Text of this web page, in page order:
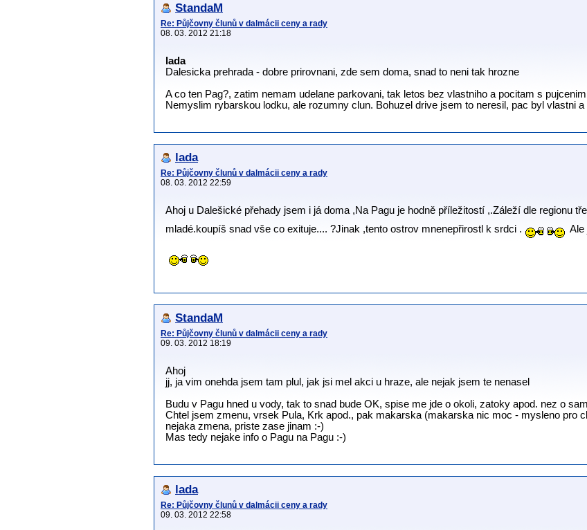
StandaM
Re: Půjčovny člunů v dalmácii ceny a rady
08. 03. 2012 21:18
lada
Dalesicka prehrada - dobre prirovnani, zde sem doma, snad to neni tak hrozne
A co ten Pag?, zatim nemam udelane parkovani, tak letos bez vlastniho a pocitam s
Nemyslim rybarskou lodku, ale rozumny clun. Bohuzel drive jsem to neresil, pac byl vlastni a
lada
Re: Půjčovny člunů v dalmácii ceny a rady
08. 03. 2012 22:59
Ahoj u Dalešické přehady jsem i já doma ,Na Pagu je hodně příležitostí ,.Záleží dle regionu
mladé.koupíš snad vše co exituje.... ?Jinak ,tento ostrov mnenepřirostl k srdci .
Ale
StandaM
Re: Půjčovny člunů v dalmácii ceny a rady
09. 03. 2012 18:19
Ahoj
jj, ja vim onehda jsem tam plul, jak jsi mel akci u hraze, ale nejak jsem te nenasel
Budu v Pagu hned u vody, tak to snad bude OK, spise me jde o okoli, zatoky apod. nez o
Chtel jsem zmenu, vrsek Pula, Krk apod., pak makarska (makarska nic moc - mysleno pro
nejaka zmena, priste zase jinam :-)
Mas tedy nejake info o Pagu na Pagu :-)
lada
Re: Půjčovny člunů v dalmácii ceny a rady
09. 03. 2012 22:58